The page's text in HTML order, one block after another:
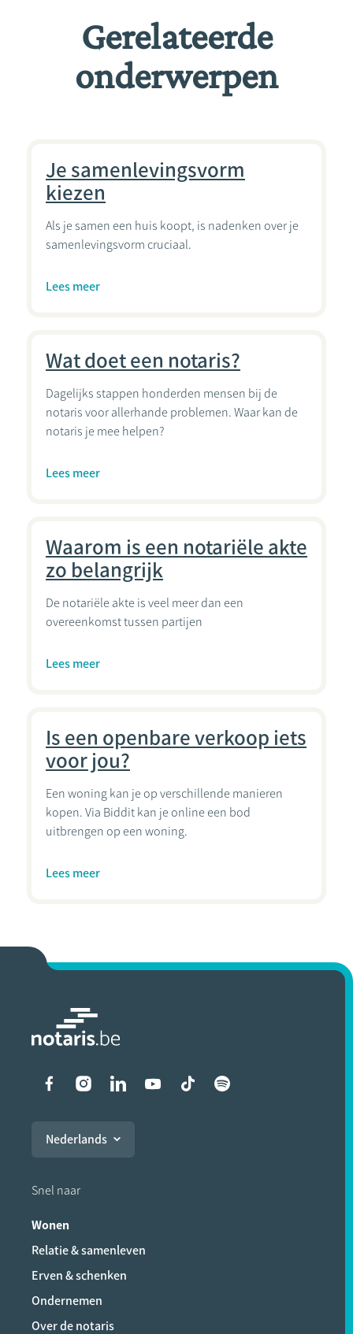
Gerelateerde
onderwerpen
Je samenlevingsvorm
kiezen
Als je samen een huis koopt, is nadenken over je
samenlevingsvorm cruciaal.
Lees meer
Wat doet een notaris?
Dagelijks stappen honderden mensen bij de
notaris voor allerhande problemen. Waar kan de
notaris je mee helpen?
Lees meer
Waarom is een notariële akte
zo belangrijk
De notariële akte is veel meer dan een
overeenkomst tussen partijen
Lees meer
Is een openbare verkoop iets
voor jou?
Een woning kan je op verschillende manieren
kopen. Via Biddit kan je online een bod
uitbrengen op een woning.
Lees meer
Liens vers les réseaux
Nederlands
Snel naar
Wonen
Relatie & samenleven
Erven & schenken
Ondernemen
Over de notaris